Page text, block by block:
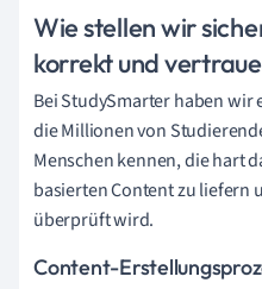
Wie stellen wir
korrekt und
Bei StudySmarter haben
die Millionen von
Menschen kennen, die hart
basierten Content zu liefern
überprüft wird.
Content-